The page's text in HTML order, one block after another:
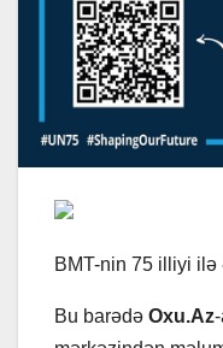
BMT-nin 75 illiyi ilə
Bu barədə Oxu.Az